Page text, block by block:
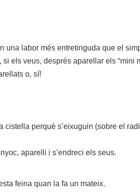
una labor més entretinguda que el
els veus, després aparellar els “mini
o, sí!
perquè s’eixuguin (sobre el
aparelli i s’endreci els seus.
feina quan la fa un mateix.